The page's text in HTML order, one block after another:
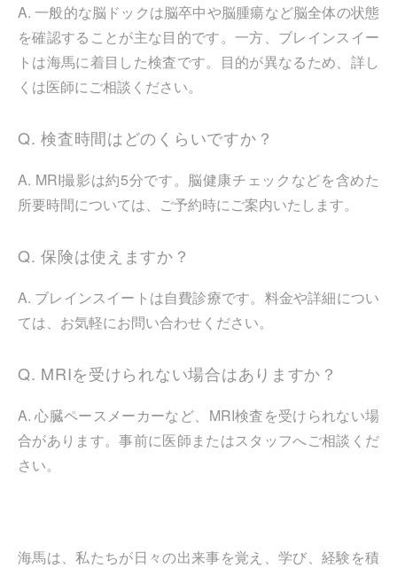
A. 一般的な脳ドックは脳卒中や脳腫瘍など脳全体の状態
を確認することが主な目的です。一方、ブレインスイー
トは海馬に着目した検査です。目的が異なるため、詳し
くは医師にご相談ください。
Q. 検査時間はどのくらいですか？
A. MRI撮影は約5分です。脳健康チェックなどを含めた
所要時間については、ご予約時にご案内いたします。
Q. 保険は使えますか？
A. ブレインスイートは自費診療です。料金や詳細につい
ては、お気軽にお問い合わせください。
Q. MRIを受けられない場合はありますか？
A. 心臓ペースメーカーなど、MRI検査を受けられない場
合があります。事前に医師またはスタッフへご相談くだ
さい。
海馬は、私たちが日々の出来事を覚え、学び、経験を積